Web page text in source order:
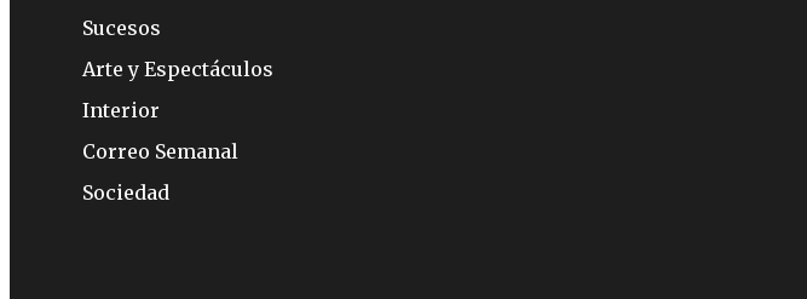
Sucesos
Arte y Espectáculos
Interior
Correo Semanal
Sociedad